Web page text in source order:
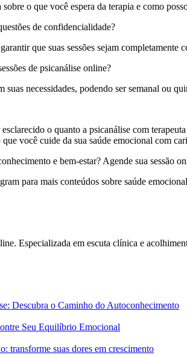
o que você espera da terapia e como
de confidencialidade?
que suas sessões sejam completamente
de psicanálise online?
necessidades, podendo ser semanal ou
o quanto a psicanálise com
você cuide da sua saúde emocional com
e bem-estar? Agende sua sessão
para mais conteúdos sobre saúde
Especializada em escuta clínica e
Descubra o Caminho do Autoconhecimento
Seu Equilíbrio Emocional
transforme suas dores em crescimento